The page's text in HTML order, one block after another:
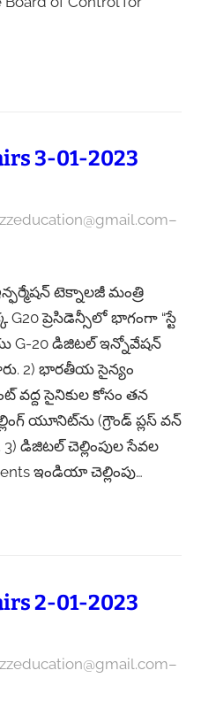
3-01-2023
–
టెక్నాలజీ మంత్రి
ప్రెసిడెన్సీలో భాగంగా “స్టే
G-20 డిజిటల్ ఇన్నోవేషన్
2) భారతీయ సైన్యం
సైనికుల కోసం తన
యూనిట్‌ను (గ్రౌండ్ ప్లస్ వన్
డిజిటల్ చెల్లింపుల సేవల
ఇండియా చెల్లింపు…
2-01-2023
–